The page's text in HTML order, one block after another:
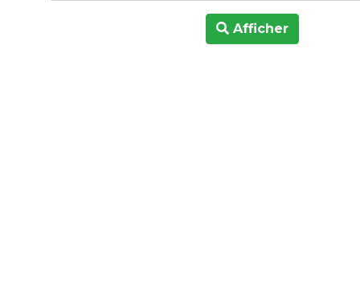
Afficher